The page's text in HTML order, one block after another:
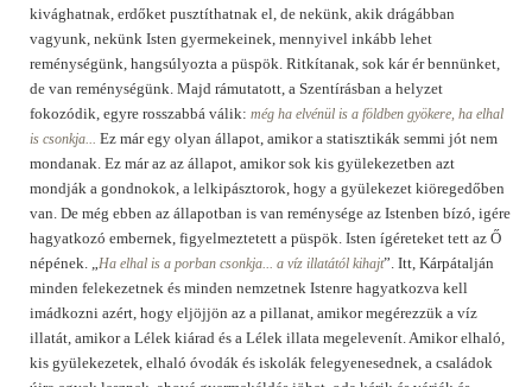
kivághatnak, erdőket pusztíthatnak el, de nekünk, akik drágábban
vagyunk, nekünk Isten gyermekeinek, mennyivel inkább lehet
reménységünk, hangsúlyozta a püspök. Ritkítanak, sok kár ér bennünket,
de van reménységünk. Majd rámutatott, a Szentírásban a helyzet
fokozódik, egyre rosszabbá válik: még ha elvénül is a földben gyökere, ha elhal
is csonkja... Ez már egy olyan állapot, amikor a statisztikák semmi jót nem
mondanak. Ez már az az állapot, amikor sok kis gyülekezetben azt
mondják a gondnokok, a lelkipásztorok, hogy a gyülekezet kiöregedőben
van. De még ebben az állapotban is van reménysége az Istenben bízó, igére
hagyatkozó embernek, figyelmeztetett a püspök. Isten ígéreteket tett az Ő
népének. „Ha elhal is a porban csonkja... a víz illatától kihajt”. Itt, Kárpátalján
minden felekezetnek és minden nemzetnek Istenre hagyatkozva kell
imádkozni azért, hogy eljöjjön az a pillanat, amikor megérezzük a víz
illatát, amikor a Lélek kiárad és a Lélek illata megelevenít. Amikor elhaló,
kis gyülekezetek, elhaló óvodák és iskolák felegyenesednek, a családok